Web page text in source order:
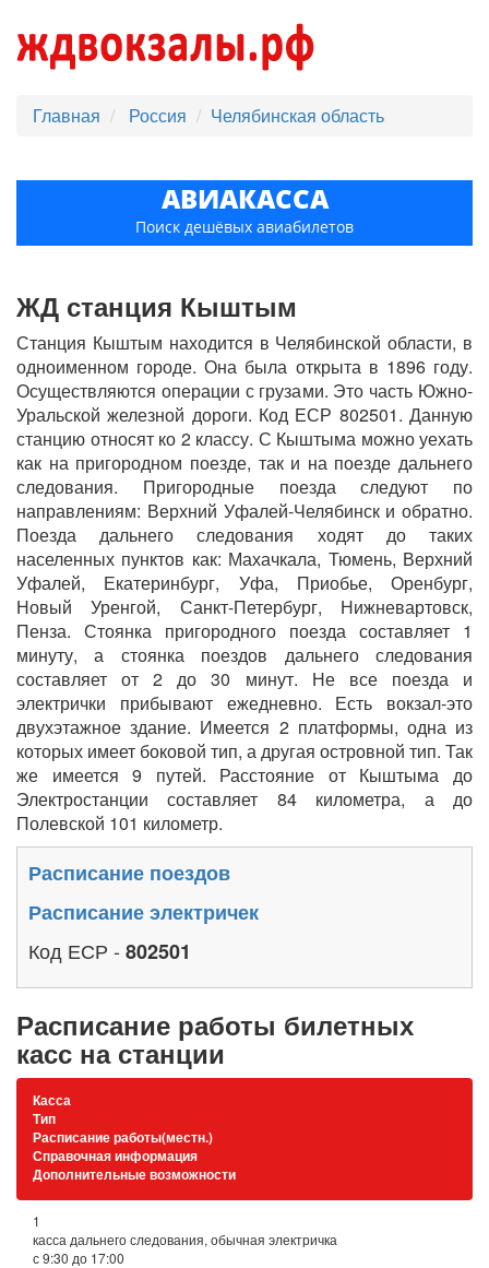
Главная Россия Челябинская область
АВИАКАССА
Поиск дешёвых авиабилетов
ЖД станция Кыштым
Станция Кыштым находится в Челябинской области, в
одноименном городе. Она была открыта в 1896 году.
Осуществляются операции с грузами. Это часть Южно-
Уральской железной дороги. Код ЕСР 802501. Данную
станцию относят ко 2 классу. С Кыштыма можно уехать
как на пригородном поезде, так и на поезде дальнего
следования. Пригородные поезда следуют по
направлениям: Верхний Уфалей-Челябинск и обратно.
Поезда дальнего следования ходят до таких
населенных пунктов как: Махачкала, Тюмень, Верхний
Уфалей, Екатеринбург, Уфа, Приобье, Оренбург,
Новый Уренгой, Санкт-Петербург, Нижневартовск,
Пенза. Стоянка пригородного поезда составляет 1
минуту, а стоянка поездов дальнего следования
составляет от 2 до 30 минут. Не все поезда и
электрички прибывают ежедневно. Есть вокзал-это
двухэтажное здание. Имеется 2 платформы, одна из
которых имеет боковой тип, а другая островной тип. Так
же имеется 9 путей. Расстояние от Кыштыма до
Электростанции составляет 84 километра, а до
Полевской 101 километр.
Расписание поездов
Расписание электричек
Код ЕСР - 802501
Расписание работы билетных
касс на станции
Касса
Тип
Расписание работы(местн.)
Справочная информация
Дополнительные возможности
1
касса дальнего следования, обычная электричка
с 9:30 до 17:00